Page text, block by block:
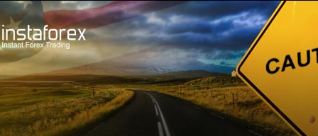
Para Traders
Condições de Negociações